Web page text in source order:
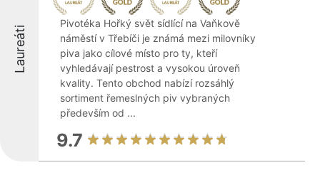
Laureáti
Pivotéka Hořký svět sídlící na Vaňkově
náměstí v Třebíči je známá mezi milovníky
piva jako cílové místo pro ty, kteří
vyhledávají pestrost a vysokou úroveň
kvality. Tento obchod nabízí rozsáhlý
sortiment řemeslných piv vybraných
především od ...
9.7